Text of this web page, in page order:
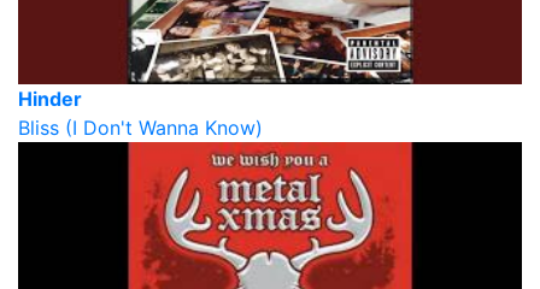
Hinder
Bliss (I Don't Wanna Know)